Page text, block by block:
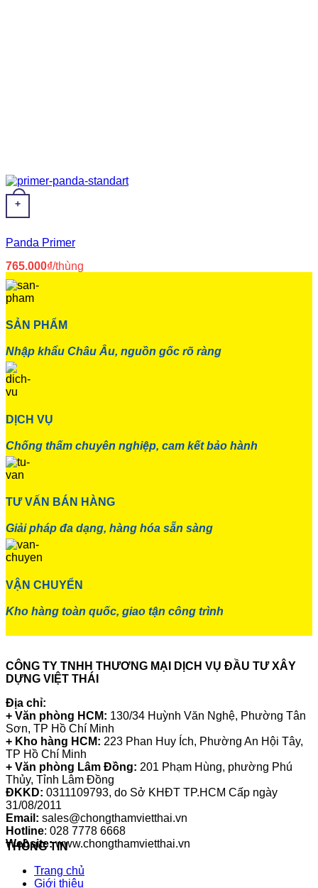
+
Panda Primer
765.000₫/thùng
SẢN PHẨM
Nhập khẩu Châu Âu, nguồn gốc rõ ràng
DỊCH VỤ
Chống thấm chuyên nghiệp, cam kết bảo hành
TƯ VẤN BÁN HÀNG
Giải pháp đa dạng, hàng hóa sẵn sàng
VẬN CHUYỂN
Kho hàng toàn quốc, giao tận công trình
CÔNG TY TNHH THƯƠNG MẠI DỊCH VỤ ĐẦU TƯ XÂY
DỰNG VIỆT THÁI
Địa chỉ:
+ Văn phòng HCM: 130/34 Huỳnh Văn Nghệ, Phường Tân
Sơn, TP Hồ Chí Minh
+ Kho hàng HCM: 223 Phan Huy Ích, Phường An Hội Tây,
TP Hồ Chí Minh
+ Văn phòng Lâm Đồng: 201 Phạm Hùng, phường Phú
Thủy, Tỉnh Lâm Đồng
ĐKKD: 0311109793, do Sở KHĐT TP.HCM Cấp ngày
31/08/2011
Email: sales@chongthamvietthai.vn
Hotline: 028 7778 6668
Website:www.chongthamvietthai.vn
THÔNG TIN
Trang chủ
Giới thiệu